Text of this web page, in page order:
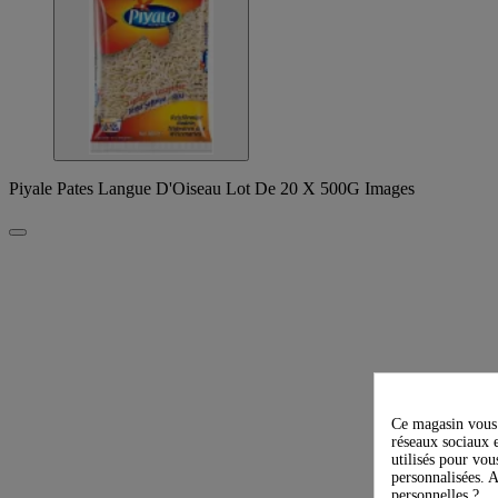
Piyale Pates Langue D'Oiseau Lot De 20 X 500G Images
Ce magasin
réseaux sociaux
utilisés pour
personnalisées.